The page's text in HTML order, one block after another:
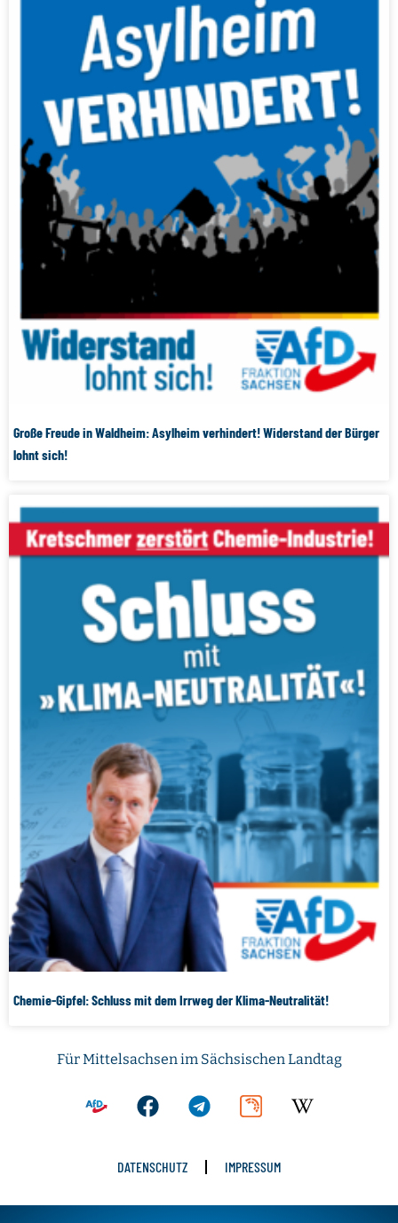
Große Freude in Waldheim: Asylheim verhindert! Widerstand der Bürger
lohnt sich!
Chemie-Gipfel: Schluss mit dem Irrweg der Klima-Neutralität!
Für Mittelsachsen im Sächsischen Landtag
DATENSCHUTZ IMPRESSUM